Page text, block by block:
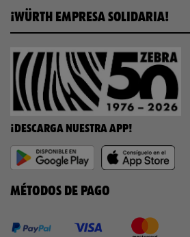
¡WÜRTH EMPRESA SOLIDARIA!
¡DESCARGA NUESTRA APP!
MÉTODOS DE PAGO